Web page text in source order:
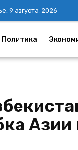
9 августа, 2026
Политика
Азии